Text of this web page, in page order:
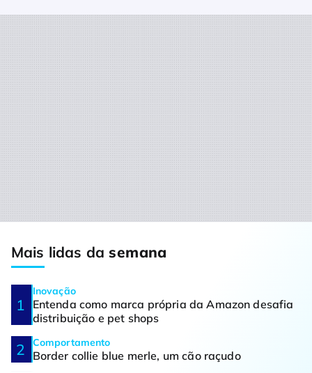
Mais lidas dasemana
Inovação
Entenda como marca própria da Amazon desafia
distribuição e pet shops
Comportamento
Border collie blue merle, um cão raçudo